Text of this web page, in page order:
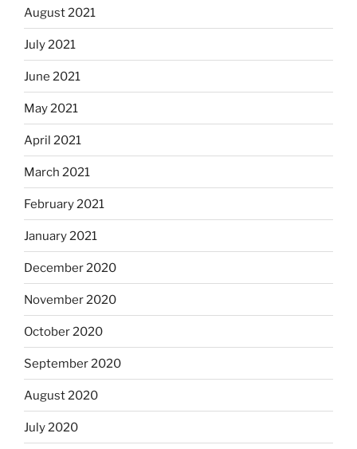
August 2021
July 2021
June 2021
May 2021
April 2021
March 2021
February 2021
January 2021
December 2020
November 2020
October 2020
September 2020
August 2020
July 2020